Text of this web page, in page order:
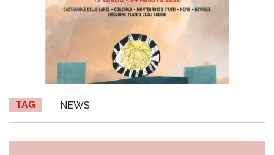
TAG NEWS